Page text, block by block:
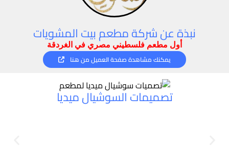
نبذة عن شركة مطعم بيت المشويات
أول مطعم فلسطيني مصري في الغردقة
يمكنك مشاهدة صفحة العميل من هنا
تصميمات السوشيال ميديا